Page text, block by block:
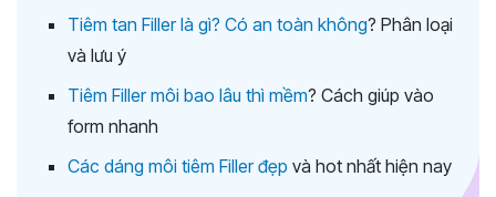
Tiêm tan Filler là gì? Có an toàn không? Phân loại
và lưu ý
Tiêm Filler môi bao lâu thì mềm? Cách giúp vào
form nhanh
Các dáng môi tiêm Filler đẹp và hot nhất hiện nay